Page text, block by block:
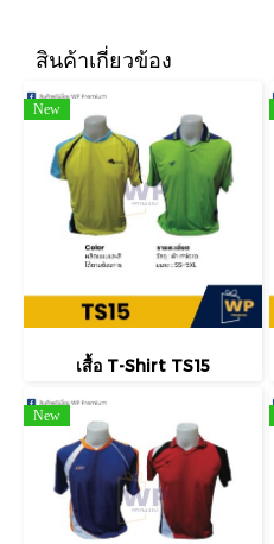
สินค้าเกี่ยวข้อง
New
เสื้อ T-Shirt TS15
New